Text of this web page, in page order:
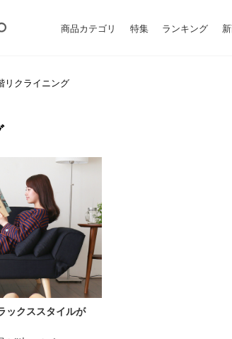
商品カテゴリ 特集 ランキング
リクライニング
ックススタイルが